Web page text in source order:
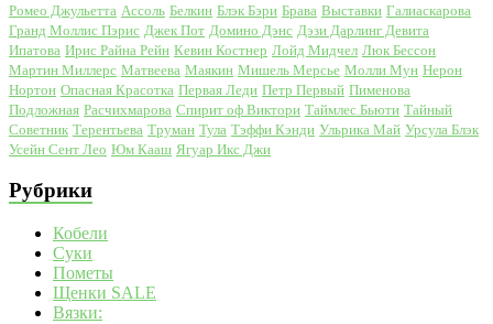
Ромео Джульетта Ассоль Белкин Блэк Бэри Брава Выставки Галиаскарова
Гранд Моллис Пэрис Джек Пот Домино Дэнс Дэзи Дарлинг Девита
Ипатова Ирис Райна Рейн Кевин Костнер Лойд Мидчел Люк Бессон
Мартин Миллерс Матвеева Маякин Мишель Мерсье Молли Мун Нерон
Нортон Опасная Красотка Первая Леди Петр Первый Пименова
Подложная Расчихмарова Спирит оф Виктори Таймлес Бьюти Тайный
Советник Терентьева Труман Тула Тэффи Кэнди Ульрика Май Урсула Блэк
Усейн Сент Лео Юм Кааш Ягуар Икс Джи
Рубрики
Кобели
Суки
Пометы
Щенки SALE
Вязки: